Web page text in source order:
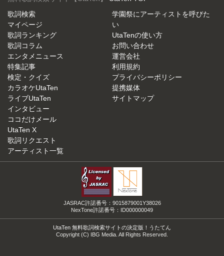
歌詞検索
マイページ
歌詞ランキング
歌詞コラム
エンタメニュース
特集記事
検定・クイズ
カラオケUtaTen
ライブUtaTen
インタビュー
ココだけメール
UtaTen X
歌詞リクエスト
アーティスト一覧
学園祭にアーティストを呼びた
い
UtaTenの使い方
お問い合わせ
運営会社
利用規約
プライバシーポリシー
提携媒体
サイトマップ
JASRAC許諾番号：9015879001Y38026
NexTone許諾番号：ID000000049
UtaTen 無料歌詞検索サイトの決定版！うたてん
Copyright (C) IBG Media. All Rights Reserved.